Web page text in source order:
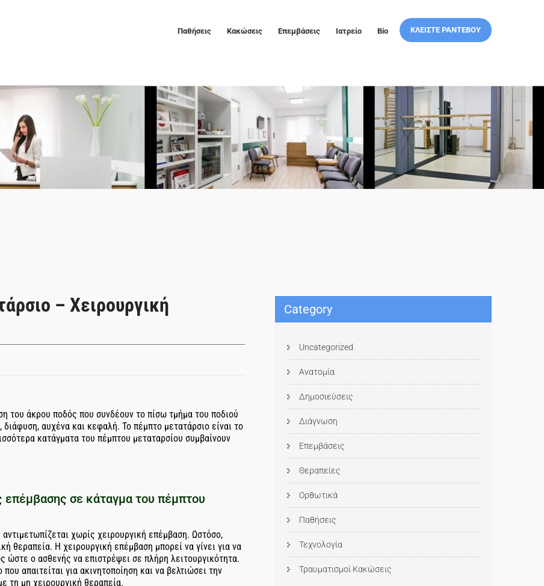
ΚΛΕΙΣΤΕ ΡΑΝΤΕΒΟΥ
Παθήσεις Κακώσεις Επεμβάσεις Ιατρείο Bio
– Χειρουργική
του άκρου ποδός που συνδέουν το πίσω τμήμα του ποδιού
αυχένα και κεφαλή. Το πέμπτο μετατάρσιο είναι το
κατάγματα του πέμπτου μεταταρσίου συμβαίνουν
επέμβασης σε κάταγμα του πέμπτου
χωρίς χειρουργική επέμβαση. Ωστόσο,
θεραπεία. Η χειρουργική επέμβαση μπορεί να γίνει για να
ο ασθενής να επιστρέψει σε πλήρη λειτουργικότητα.
απαιτείται για ακινητοποίηση και να βελτιώσει την
τη μη χειρουργική θεραπεία.
Category
Uncategorized
Ανατομία
Δημοσιεύσεις
Διάγνωση
Επεμβάσεις
Θεραπείες
Ορθωτικά
Παθήσεις
Τεχνολογία
Τραυματισμοί Κακώσεις